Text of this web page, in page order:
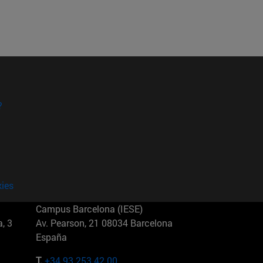
3
Campus Barcelona (IESE)
Av. Pearson, 21 08034 Barcelona
España
T. +34 93 253 42 00